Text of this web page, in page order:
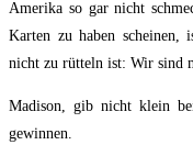
Ame­ri­ka so gar nicht
Kar­ten zu haben schei­nen,
nicht zu rüt­teln ist: Wir sind
Madi­son, gib nicht klein
gewinnen.